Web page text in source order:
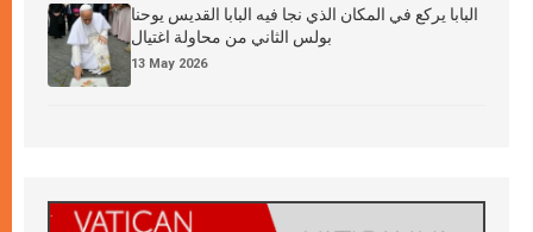
البابا يركع في المكان الذي نجا فيه البابا القديس يوحنا
بولس الثاني من محاولة اغتيال
13 May 2026